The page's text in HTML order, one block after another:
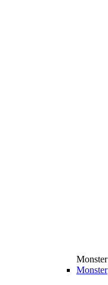
Monster
Monster